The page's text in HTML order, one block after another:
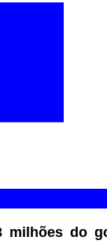
milhões do